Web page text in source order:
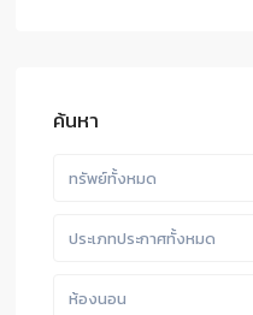
ค้นหา
ทรัพย์ทั้งหมด
ประเภทประกาศทั้งหมด
ห้องนอน